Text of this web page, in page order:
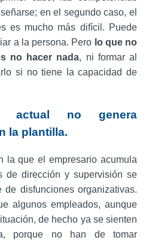
en el segundo caso, el
es mucho más difícil. Puede
a la persona. Pero lo que no
no hacer nada, ni formar al
si no tiene la capacidad de
actual no genera
la plantilla.
la que el empresario acumula
de dirección y supervisión se
de disfunciones organizativas.
algunos empleados, aunque
de hecho ya se sienten
porque no han de tomar